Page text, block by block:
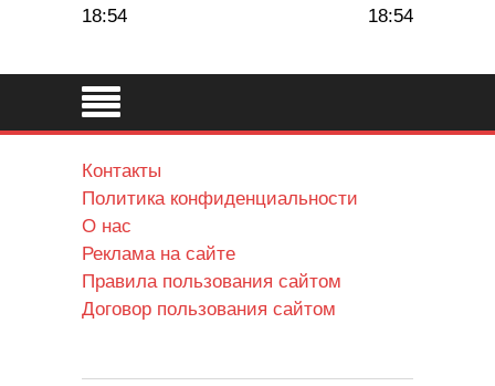
18:54
18:54
Контакты
Политика конфиденциальности
О нас
Реклама на сайте
Правила пользования сайтом
Договор пользования сайтом